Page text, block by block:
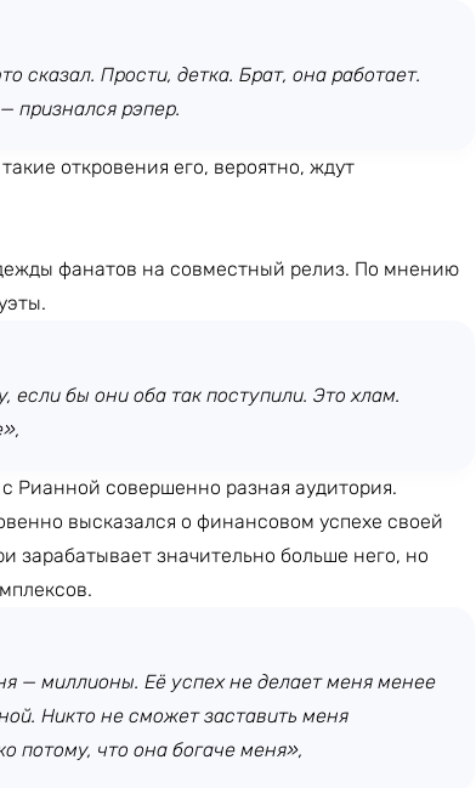
сказал. Прости, детка. Брат, она работает.
признался рэпер.
откровения его, вероятно, ждут
фанатов на совместный релиз. По мнению
если бы они оба так поступили. Это хлам.
Рианной совершенно разная аудитория.
высказался о финансовом успехе своей
зарабатывает значительно больше него, но
— миллионы. Её успех не делает меня менее
Никто не сможет заставить меня
потому, что она богаче меня»,